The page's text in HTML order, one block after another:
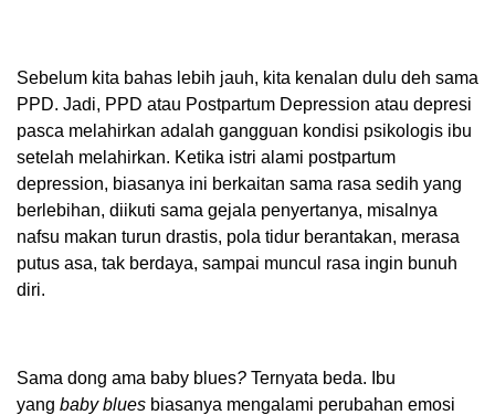
Sebelum kita bahas lebih jauh, kita kenalan dulu deh sama
PPD. Jadi, PPD atau Postpartum Depression atau depresi
pasca melahirkan adalah gangguan kondisi psikologis ibu
setelah melahirkan. Ketika istri alami postpartum
depression, biasanya ini berkaitan sama rasa sedih yang
berlebihan, diikuti sama gejala penyertanya, misalnya
nafsu makan turun drastis, pola tidur berantakan, merasa
putus asa, tak berdaya, sampai muncul rasa ingin bunuh
diri.
Sama dong ama baby blues? Ternyata beda. Ibu
yang baby blues biasanya mengalami perubahan emosi